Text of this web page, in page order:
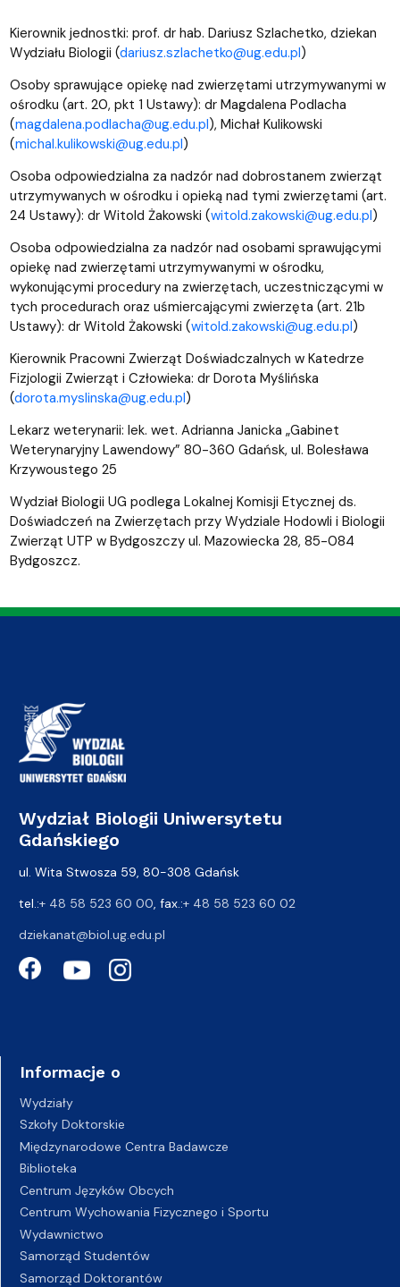
Kierownik jednostki: prof. dr hab. Dariusz Szlachetko, dziekan
Wydziału Biologii (dariusz.szlachetko@ug.edu.pl)
Osoby sprawujące opiekę nad zwierzętami utrzymywanymi w
ośrodku (art. 20, pkt 1 Ustawy): dr Magdalena Podlacha
(magdalena.podlacha@ug.edu.pl), Michał Kulikowski
(michal.kulikowski@ug.edu.pl)
Osoba odpowiedzialna za nadzór nad dobrostanem zwierząt
utrzymywanych w ośrodku i opieką nad tymi zwierzętami (art.
24 Ustawy): dr Witold Żakowski (witold.zakowski@ug.edu.pl)
Osoba odpowiedzialna za nadzór nad osobami sprawującymi
opiekę nad zwierzętami utrzymywanymi w ośrodku,
wykonującymi procedury na zwierzętach, uczestniczącymi w
tych procedurach oraz uśmiercającymi zwierzęta (art. 21b
Ustawy): dr Witold Żakowski (witold.zakowski@ug.edu.pl)
Kierownik Pracowni Zwierząt Doświadczalnych w Katedrze
Fizjologii Zwierząt i Człowieka: dr Dorota Myślińska
(dorota.myslinska@ug.edu.pl)
Lekarz weterynarii: lek. wet. Adrianna Janicka „Gabinet
Weterynaryjny Lawendowy” 80-360 Gdańsk, ul. Bolesława
Krzywoustego 25
Wydział Biologii UG podlega Lokalnej Komisji Etycznej ds.
Doświadczeń na Zwierzętach przy Wydziale Hodowli i Biologii
Zwierząt UTP w Bydgoszczy ul. Mazowiecka 28, 85-084
Bydgoszcz.
Wydział Biologii Uniwersytetu
Gdańskiego
ul. Wita Stwosza 59, 80-308 Gdańsk
tel.:+ 48 58 523 60 00, fax.:+ 48 58 523 60 02
dziekanat@biol.ug.edu.pl
Informacje o
Wydziały
Szkoły Doktorskie
Międzynarodowe Centra Badawcze
Biblioteka
Centrum Języków Obcych
Centrum Wychowania Fizycznego i Sportu
Wydawnictwo
Samorząd Studentów
Samorząd Doktorantów